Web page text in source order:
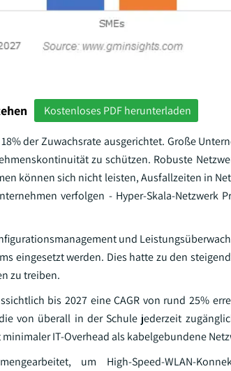
Kostenloses PDF herunterladen
der Zuwachsrate ausgerichtet. Große
zu schützen. Robuste
können sich nicht leisten, Ausfallzeiten in
verfolgen - Hyper-Skala-Netzwerk
und
eingesetzt werden. Dies hatte zu den
zu treiben.
bis 2027 eine CAGR von rund 25%
von überall in der Schule jederzeit
IT-Overhead als kabelgebundene
um High-Speed-WLAN-